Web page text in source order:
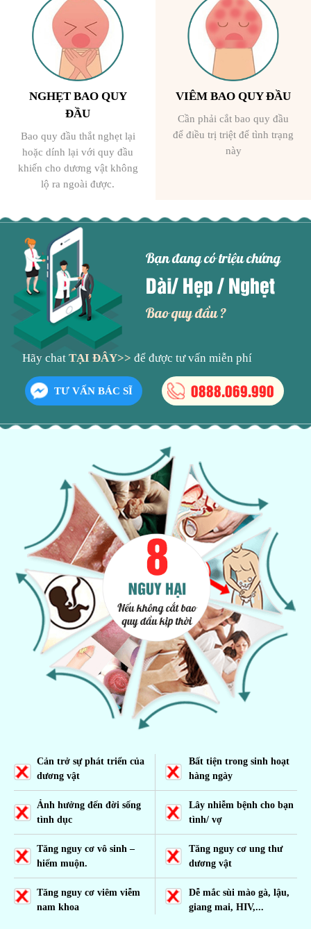
NGHẸT BAO QUY
ĐẦU
Bao quy đầu thắt nghẹt lại
hoặc dính lại với quy đầu
khiến cho dương vật không
lộ ra ngoài được.
VIÊM BAO QUY ĐẦU
Cần phải cắt bao quy đầu
để điều trị triệt để tình trạng
này
Bạn đang có triệu chứng
Dài/ Hẹp / Nghẹt
Bao quy đầu ?
Hãy chat TẠI ĐÂY>> để được tư vấn miễn phí
TƯ VẤN BÁC SĨ 0888.069.990
Cản trở sự phát triển của
dương vật
Bất tiện trong sinh hoạt
hàng ngày
Ảnh hưởng đến đời sống
tình dục
Lây nhiễm bệnh cho bạn
tình/ vợ
Tăng nguy cơ vô sinh –
hiếm muộn.
Tăng nguy cơ ung thư
dương vật
Tăng nguy cơ viêm viễm
nam khoa
Dễ mắc sùi mào gà, lậu,
giang mai, HIV,...